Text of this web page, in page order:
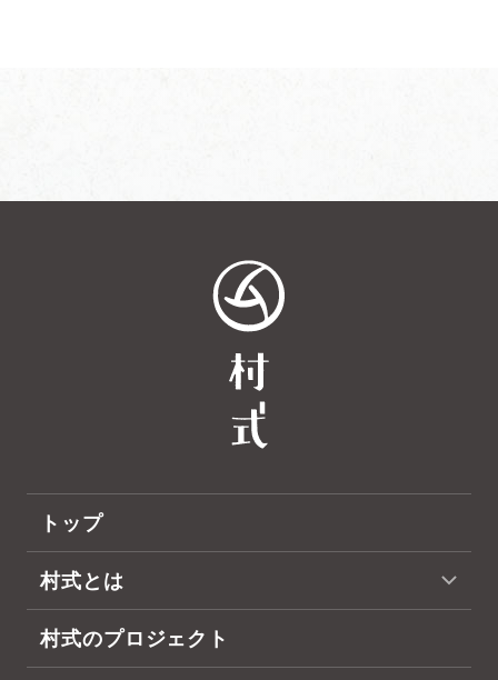
トップ
村式とは
村式のプロジェクト